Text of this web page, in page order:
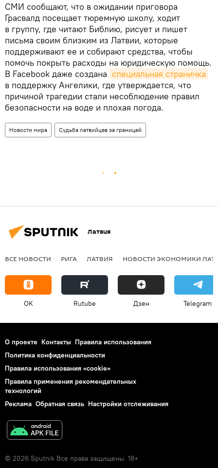
СМИ сообщают, что в ожидании приговора
Грасвалд посещает тюремную школу, ходит
в группу, где читают Библию, рисует и пишет
письма своим близким из Латвии, которые
поддерживают ее и собирают средства, чтобы
помочь покрыть расходы на юридическую помощь.
В Facebook даже создана специальная страничка
в поддержку Ангелики, где утверждается, что
причиной трагедии стали несоблюдение правил
безопасности на воде и плохая погода.
Новости мира Судьба латвийцев за границей
Латвия
ВСЕ НОВОСТИ РИГА ЛАТВИЯ НОВОСТИ ЭКОНОМИКИ
OK Rutube Дзен Telegram
О проекте Контакты Правила использования
Политика конфиденциальности
Правила использования «cookie»
Правила применения рекомендательных
технологий
Реклама Обратная связь Настройки отслеживания
© 2026 Sputnik Все права защищены. 18+